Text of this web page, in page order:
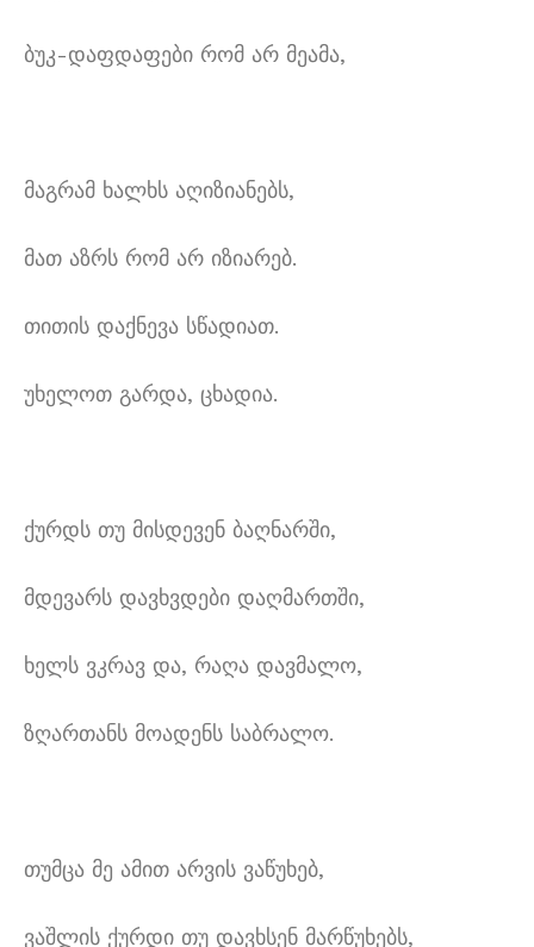
ბუკ-დაფდაფები რომ არ მეამა,
მაგრამ ხალხს აღიზიანებს,
მათ აზრს რომ არ იზიარებ.
თითის დაქნევა სწადიათ.
უხელოთ გარდა, ცხადია.
ქურდს თუ მისდევენ ბაღნარში,
მდევარს დავხვდები დაღმართში,
ხელს ვკრავ და, რაღა დავმალო,
ზღართანს მოადენს საბრალო.
თუმცა მე ამით არვის ვაწუხებ,
ვაშლის ქურდი თუ დავხსენ მარწუხებს,